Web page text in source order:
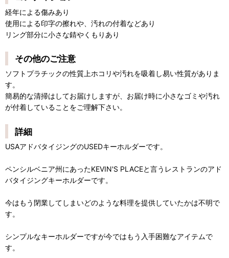
経年による傷みあり
使用による印字の擦れや、汚れの付着などあり
リング部分に小さな錆やくもりあり
その他のご注意
ソフトプラチックの性質上ホコリや汚れを吸着し易い性質がありま
す。
簡易的な清掃はしてお届けしますが、お届け時に小さなゴミや汚れ
が付着していることをご理解下さい。
詳細
USAアドバタイジングのUSEDキーホルダーです。
ペンシルベニア州にあったKEVIN'S PLACEと言うレストランのアド
バタイジングキーホルダーです。
今はもう閉業してしまいどのような料理を提供していたかは不明で
す。
シンプルなキーホルダーですが今ではもう入手困難なアイテムで
す。